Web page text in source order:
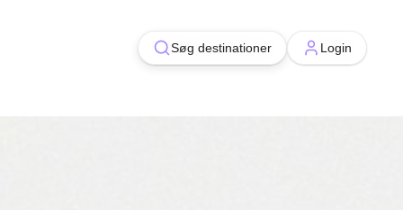
Søg destinationer Login
Søg destinationer Login